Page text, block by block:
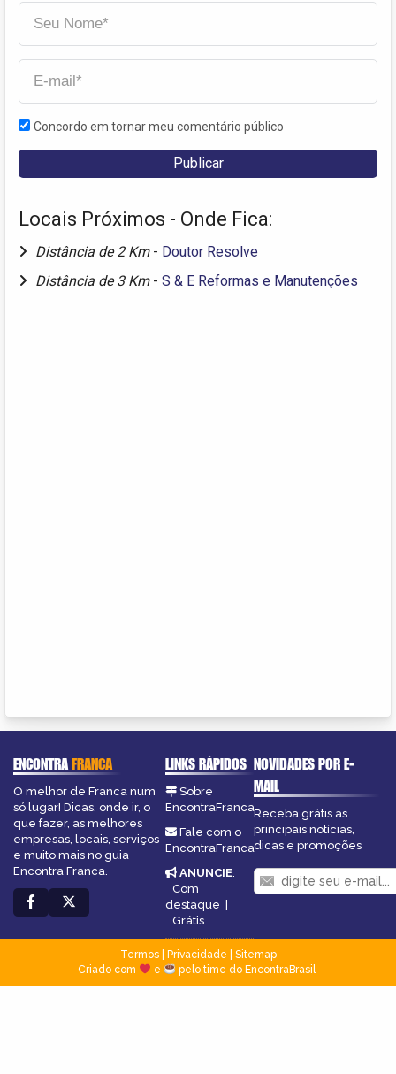
Concordo em tornar meu comentário público
Locais Próximos - Onde Fica:
Distância de 2 Km - Doutor Resolve
Distância de 3 Km - S & E Reformas e Manutenções
ENCONTRAFRANCA
O melhor de Franca num
só lugar! Dicas, onde ir, o
que fazer, as melhores
empresas, locais, serviços
e muito mais no guia
Encontra Franca.
LINKS RÁPIDOS
Sobre
EncontraFranca
Fale com o
EncontraFranca
ANUNCIE:
Com
destaque |
Grátis
NOVIDADES POR E-
MAIL
Receba grátis as
principais notícias,
dicas e promoções
Termos| Privacidade
Sitemap
Criado com
e pelo time do EncontraBrasil